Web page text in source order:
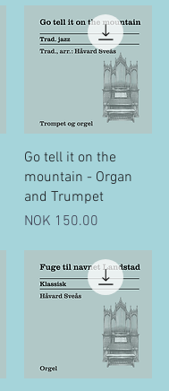
Quick View
Go tell it on the
mountain - Organ
and Trumpet
Price
NOK 150.00